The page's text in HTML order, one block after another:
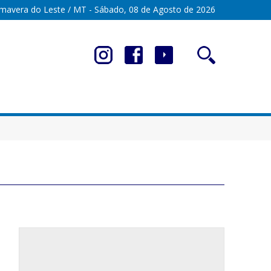
do Leste / MT - Sábado, 08 de Agosto de 2026